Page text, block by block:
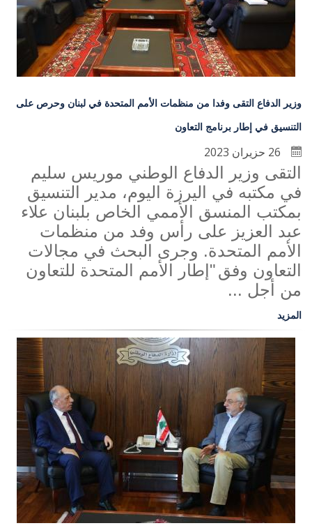
وزير الدفاع التقى وفدا من منظمات الأمم المتحدة في لبنان وحرص على
التنسيق في إطار برنامج التعاون
التقى وزير الدفاع الوطني موريس سليم
في مكتبه في اليرزة اليوم، مدير التنسيق
بمكتب المنسق الأممي الخاص بلبنان علاء
عبد العزيز على رأس وفد من منظمات
الأمم المتحدة. وجرى البحث في مجالات
التعاون وفق"إطار الأمم المتحدة للتعاون
من أجل ...
المزيد